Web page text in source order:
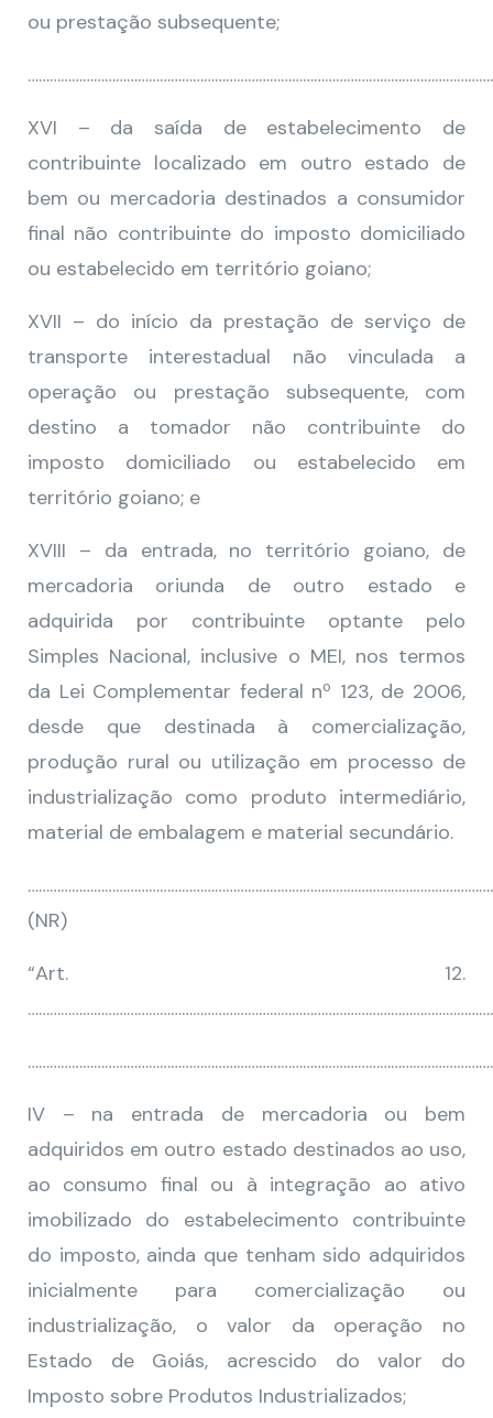
ou prestação subsequente;
XVI – da saída de estabelecimento de
contribuinte localizado em outro estado de
bem ou mercadoria destinados a consumidor
final não contribuinte do imposto domiciliado
ou estabelecido em território goiano;
XVII – do início da prestação de serviço de
transporte interestadual não vinculada a
operação ou prestação subsequente, com
destino a tomador não contribuinte do
imposto domiciliado ou estabelecido em
território goiano; e
XVIII – da entrada, no território goiano, de
mercadoria oriunda de outro estado e
adquirida por contribuinte optante pelo
Simples Nacional, inclusive o MEI, nos termos
da Lei Complementar federal nº 123, de 2006,
desde que destinada à comercialização,
produção rural ou utilização em processo de
industrialização como produto intermediário,
material de embalagem e material secundário.
(NR)
“Art. 12.
IV – na entrada de mercadoria ou bem
adquiridos em outro estado destinados ao uso,
ao consumo final ou à integração ao ativo
imobilizado do estabelecimento contribuinte
do imposto, ainda que tenham sido adquiridos
inicialmente para comercialização ou
industrialização, o valor da operação no
Estado de Goiás, acrescido do valor do
Imposto sobre Produtos Industrializados;